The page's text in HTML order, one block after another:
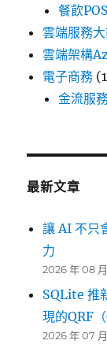
餐飲
雲端服務
雲端架構
電子商務
金流服
最新文章
讓 AI 不只
力
2026 年 08
SQLite 推
現的QRF
2026 年 07